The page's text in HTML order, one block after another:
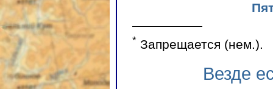
* Запрещается (нем.).
Везде